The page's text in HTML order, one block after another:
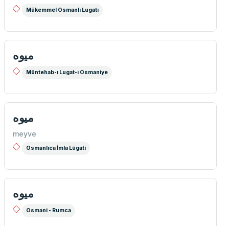
Mükemmel Osmanlı Lugatı
ميوه
Müntehab-ı Lugat-ı Osmaniye
میوه
meyve
Osmanlıca İmla Lügati
ميوه
Osmani - Rumca